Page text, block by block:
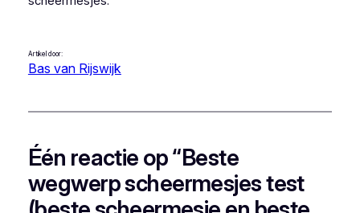
Artikel door:
Bas van Rijswijk
Één reactie op “Beste
wegwerp scheermesjes test